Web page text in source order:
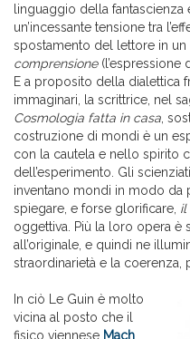
linguaggio della fantascienza
un’incessante tensione tra
spostamento del lettore in un
comprensione(l’espressione
E a proposito della dialettica
immaginari, la scrittrice, nel
Cosmologia fatta in casa ,
costruzione di mondi è un
con la cautela e nello spirito
dell’esperimento. Gli
inventano mondi in modo da
spiegare, e forse glorificare, il
oggettiva. Più la loro opera è
all’originale, e quindi ne
straordinarietà e la coerenza,
In ciò Le Guin è molto
vicina al posto che il
fisico viennese Mach